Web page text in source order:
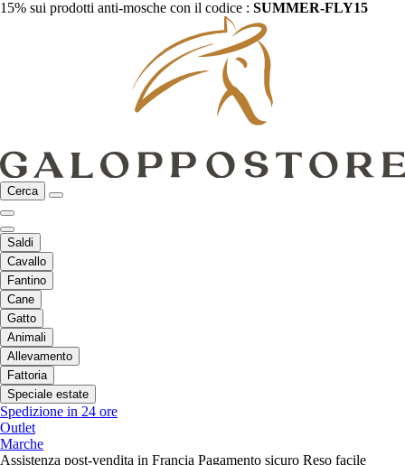
15% sui prodotti anti-mosche con il codice : SUMMER-FLY15
Cerca
Saldi
Cavallo
Fantino
Cane
Gatto
Animali
Allevamento
Fattoria
Speciale estate
Spedizione in 24 ore
Outlet
Marche
Assistenza post-vendita in Francia Pagamento sicuro Reso facile